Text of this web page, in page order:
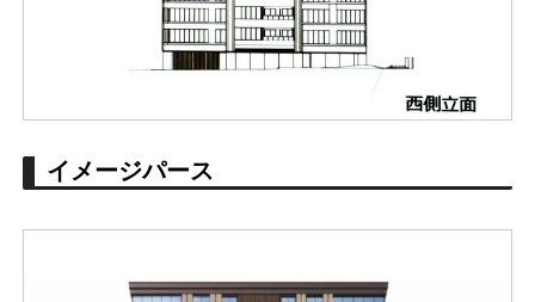
イメージパース